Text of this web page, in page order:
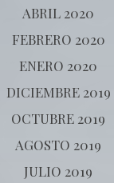
ABRIL 2020
FEBRERO 2020
ENERO 2020
DICIEMBRE 2019
OCTUBRE 2019
AGOSTO 2019
JULIO 2019